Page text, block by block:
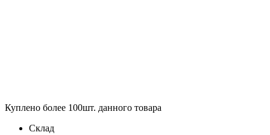
Куплено более 100шт. данного товара
Склад